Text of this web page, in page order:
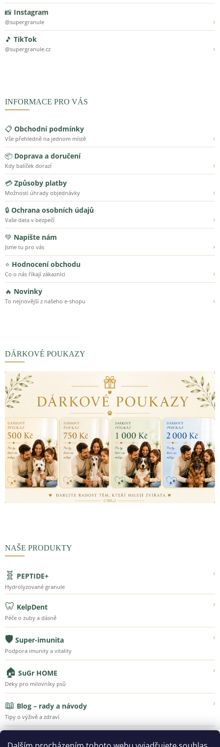
📸 Instagram
@supergranule
›
🎵 TikTok
@supergranule.cz ›
INFORMACE PRO VÁS
📋 Obchodní podmínky
Vše přehledně na jednom místě
›
📦 Doprava a doručení
Kdy balíček dorazí
›
💳 Způsoby platby
Možnosti úhrady objednávky
›
🔒 Ochrana osobních údajů
Vaše data v bezpečí
›
💚 Napište nám
Jsme tu pro vás
›
⭐ Hodnocení obchodu
Co o nás říkají zákazníci
›
🔥 Novinky
To nejnovější z našeho e-shopu ›
DÁRKOVÉ POUKAZY
NAŠE PRODUKTY
🧬 PEPTIDE+ ›
Hydrolyzované granule
🦷 KelpDent ›
Péče o zuby a dásně
🛡️ Super-imunita ›
Podpora imunity a vitality
🏠 SuGr HOME ›
Deky pro milovníky psů
📖 Blog – rady a návody ›
Tipy o výživě a zdraví